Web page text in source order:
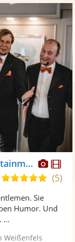
Meine Herren * a cappella Entertainment
5,0(5)
Sie
Humor. Und
...
Weißenfels